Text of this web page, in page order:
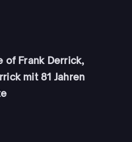
of Frank Derrick,
mit 81 Jahren